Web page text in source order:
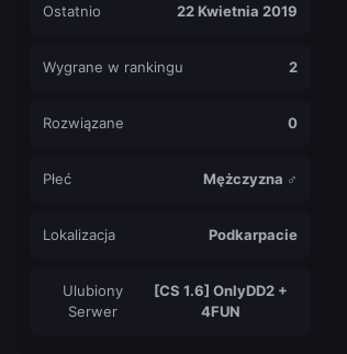
Ostatnio 22 Kwietnia 2019
Wygrane w rankingu 2
Rozwiązane 0
Płeć Mężczyzna ♂
Lokalizacja Podkarpacie
Ulubiony
Serwer
[CS 1.6] OnlyDD2 +
4FUN